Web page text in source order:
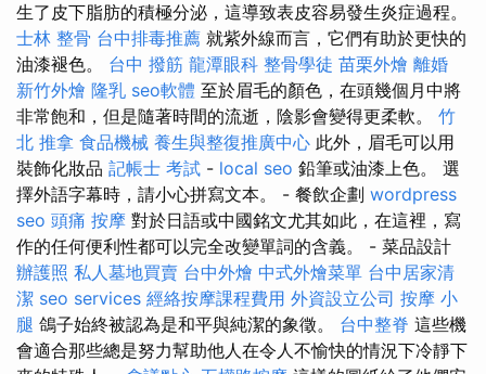
生了皮下脂肪的積極分泌，這導致表皮容易發生炎症過程。
士林 整骨 台中排毒推薦 就紫外線而言，它們有助於更快的
油漆褪色。 台中 撥筋 龍潭眼科 整骨學徒 苗栗外燴 離婚
新竹外燴 隆乳 seo軟體 至於眉毛的顏色，在頭幾個月中將
非常飽和，但是隨著時間的流逝，陰影會變得更柔軟。 竹
北 推拿 食品機械 養生與整復推廣中心 此外，眉毛可以用
裝飾化妝品 記帳士 考試 - local seo 鉛筆或油漆上色。 選
擇外語字幕時，請小心拼寫文本。 - 餐飲企劃 wordpress
seo 頭痛 按摩 對於日語或中國銘文尤其如此，在這裡，寫
作的任何便利性都可以完全改變單詞的含義。 - 菜品設計
辦護照 私人墓地買賣 台中外燴 中式外燴菜單 台中居家清
潔 seo services 經絡按摩課程費用 外資設立公司 按摩 小
腿 鴿子始終被認為是和平與純潔的象徵。 台中整脊 這些機
會適合那些總是努力幫助他人在令人不愉快的情況下冷靜下